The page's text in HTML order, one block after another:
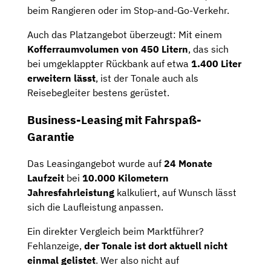
beim Rangieren oder im Stop-and-Go-Verkehr.
Auch das Platzangebot überzeugt: Mit einem
Kofferraumvolumen von 450 Litern, das sich
bei umgeklappter Rückbank auf etwa 1.400 Liter
erweitern lässt, ist der Tonale auch als
Reisebegleiter bestens gerüstet.
Business-Leasing mit Fahrspaß-
Garantie
Das Leasingangebot wurde auf 24 Monate
Laufzeit bei 10.000 Kilometern
Jahresfahrleistung kalkuliert, auf Wunsch lässt
sich die Laufleistung anpassen.
Ein direkter Vergleich beim Marktführer?
Fehlanzeige, der Tonale ist dort aktuell nicht
einmal gelistet. Wer also nicht auf